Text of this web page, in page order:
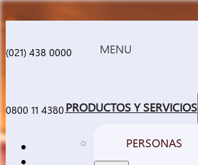
(021) 438 0000
0800 11 4380 PRODUCTOS Y SERVICIOS
PERSONAS